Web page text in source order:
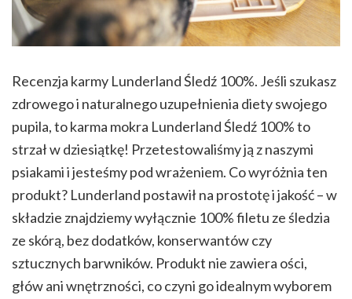
Recenzja karmy Lunderland Śledź 100%. Jeśli szukasz
zdrowego i naturalnego uzupełnienia diety swojego
pupila, to karma mokra Lunderland Śledź 100% to
strzał w dziesiątkę! Przetestowaliśmy ją z naszymi
psiakami i jesteśmy pod wrażeniem. Co wyróżnia ten
produkt? Lunderland postawił na prostotę i jakość – w
składzie znajdziemy wyłącznie 100% filetu ze śledzia
ze skórą, bez dodatków, konserwantów czy
sztucznych barwników. Produkt nie zawiera ości,
głów ani wnętrzności, co czyni go idealnym wyborem